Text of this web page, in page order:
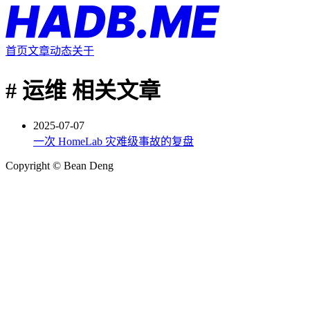
首页文章动态关于
# 运维 相关文章
2025-07-07
一次 HomeLab 灾难级事故的复盘
Copyright © Bean Deng